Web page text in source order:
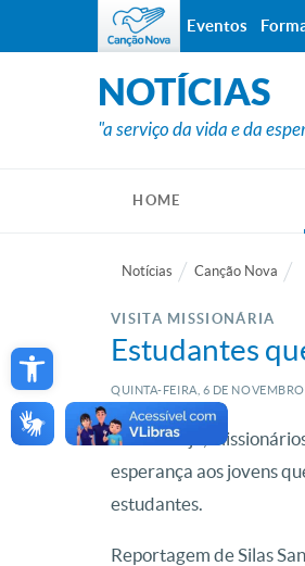
Open toolbar
NOTÍCIAS
"a serviço da vida e da
HOME
Notícias Canção Nova
VISITA MISSIONÁRIA
Estudantes
QUINTA-FEIRA, 6 DE NOVEMBRO
Em Aracaju,
esperança aos jovens
estudantes.
Reportagem de Silas
Eventos